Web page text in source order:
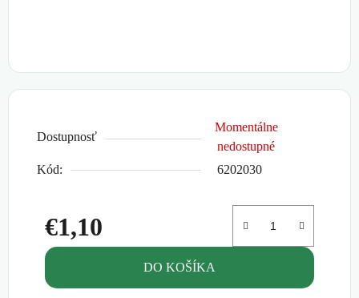
Dostupnosť
Momentálne
nedostupné
Kód:
6202030
€1,10
Jednotková cena:
DO KOŠÍKA